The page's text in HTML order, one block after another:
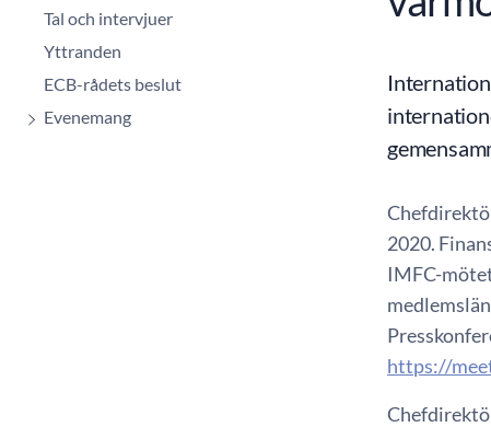
Tal och intervjuer
Yttranden
ECB-rådets beslut
Evenemang
2020.
IMFC-
https://